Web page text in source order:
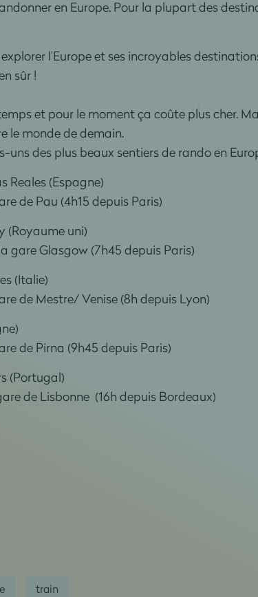
en Europe. Pour la plupart des
l’Europe et ses incroyables
sûr !
et pour le moment ça coûte plus cher.
le monde de demain.
uns des plus beaux sentiers de rando en
Reales (Espagne)
de Pau (4h15 depuis Paris)
(Royaume uni)
gare Glasgow (7h45 depuis Paris)
(Italie)
de Mestre/ Venise (8h depuis Lyon)
de Pirna (9h45 depuis Paris)
(Portugal)
de Lisbonne (16h depuis Bordeaux)
train